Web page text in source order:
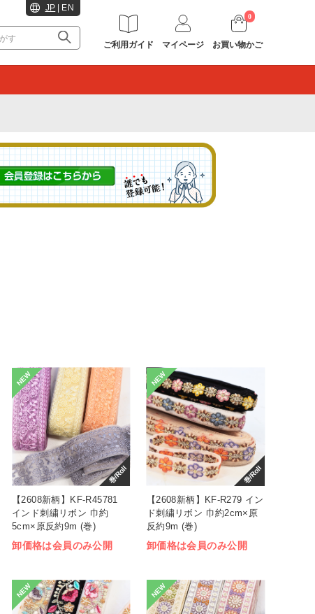
JP EN
ご利用ガイド マイページ
0
お買い物かご
NEW
巻/Roll
【2608新柄】KF-R45781
インド刺繍リボン 巾約
5cm×原反約9m (巻)
卸価格は会員のみ公開
巻/Roll
NEW
【2608新柄】KF-R279 イン
ド刺繍リボン 巾約2cm×原
反約9m (巻)
卸価格は会員のみ公開
NEW NEW